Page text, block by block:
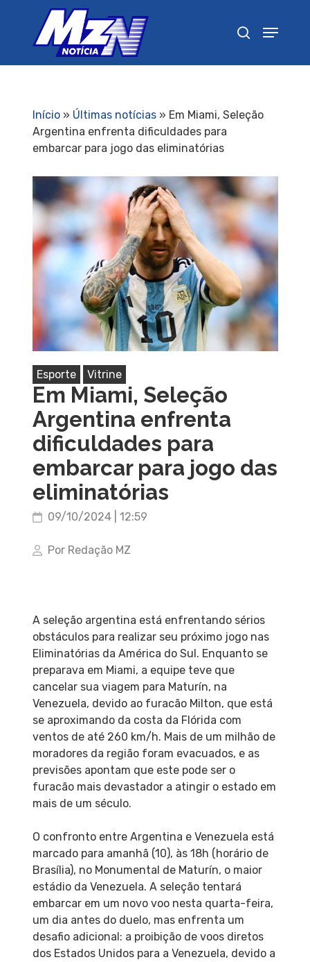
Início» Últimas notícias» Em Miami, Seleção
Argentina enfrenta dificuldades para
embarcar para jogo das eliminatórias
Esporte Vitrine
Em Miami, Seleção
Argentina enfrenta
dificuldades para
embarcar para jogo das
eliminatórias
09/10/2024 | 12:59
Por Redação MZ
A seleção argentina está enfrentando sérios
obstáculos para realizar seu próximo jogo nas
Eliminatórias da América do Sul. Enquanto se
preparava em Miami, a equipe teve que
cancelar sua viagem para Maturín, na
Venezuela, devido ao furacão Milton, que está
se aproximando da costa da Flórida com
ventos de até 260 km/h. Mais de um milhão de
moradores da região foram evacuados, e as
previsões apontam que este pode ser o
furacão mais devastador a atingir o estado em
mais de um século.
O confronto entre Argentina e Venezuela está
marcado para amanhã (10), às 18h (horário de
Brasília), no Monumental de Maturín, o maior
estádio da Venezuela. A seleção tentará
embarcar em um novo voo nesta quarta-feira,
um dia antes do duelo, mas enfrenta um
desafio adicional: a proibição de voos diretos
dos Estados Unidos para a Venezuela, devido a